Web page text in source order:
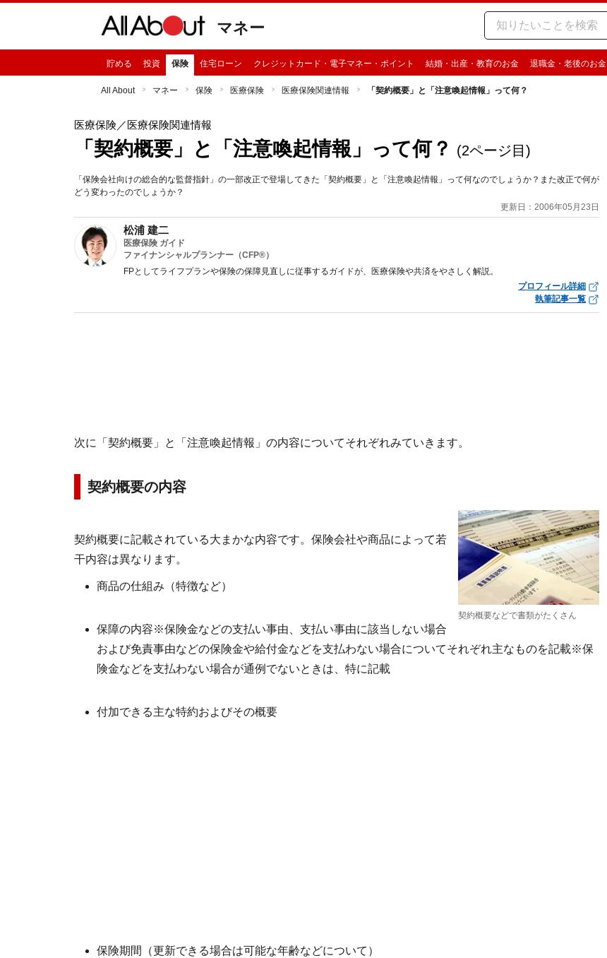
マネー
貯める 投資 保険 住宅ローン クレジットカード・電子マネー・ポイント 結婚・出産・教育のお金 退職金・老後のお金
All About マネー 保険 医療保険 医療保険関連情報 「契約概要」と「注意喚起情報」って何？
医療保険／医療保険関連情報
「契約概要」と「注意喚起情報」って何？ (2ページ目)
「保険会社向けの総合的な監督指針」の一部改正で登場してきた「契約概要」と「注意喚起情報」って何なのでしょうか？また改正で何が
どう変わったのでしょうか？
更新日：2006年05月23日
松浦 建二
医療保険 ガイド
ファイナンシャルプランナー（CFP®）
FPとしてライフプランや保険の保障見直しに従事するガイドが、医療保険や共済をやさしく解説。
プロフィール詳細
執筆記事一覧
次に「契約概要」と「注意喚起情報」の内容についてそれぞれみていきます。
契約概要の内容
契約概要などで書類がたくさん
契約概要に記載されている大まかな内容です。保険会社や商品によって若
干内容は異なります。
商品の仕組み（特徴など）
保障の内容※保険金などの支払い事由、支払い事由に該当しない場合
および免責事由などの保険金や給付金などを支払わない場合についてそれぞれ主なものを記載※保
険金などを支払わない場合が通例でないときは、特に記載
付加できる主な特約およびその概要
保険期間（更新できる場合は可能な年齢などについて）